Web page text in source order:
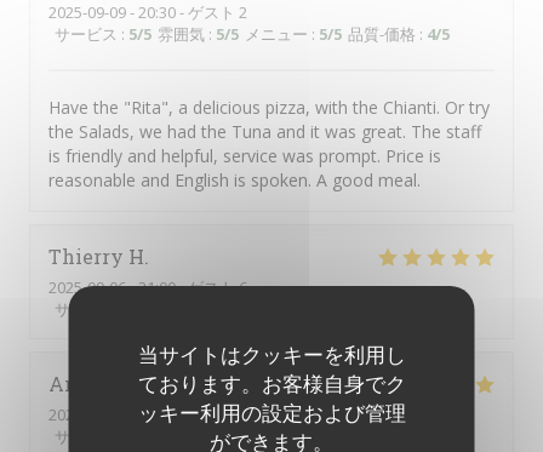
当サイトはクッキーを利用し
ております。お客様自身でク
ッキー利用の設定および管理
ができます。
2025-09-09- 20:30 - ゲスト 2
サービス : 5/5 雰囲気 : 5/5 メニュー : 5/5 品質-価格 : 4/5
Have the "Rita", a delicious pizza, with the Chianti. Or try
the Salads, we had the Tuna and it was great. The staff
is friendly and helpful, service was prompt. Price is
reasonable and English is spoken. A good meal.
Thierry H
2025-09-06- 21:00 - ゲスト 6
サービス
Amine
2025-09-06
- 22:00 - ゲスト 2
サービス
:4/5 メニュー: